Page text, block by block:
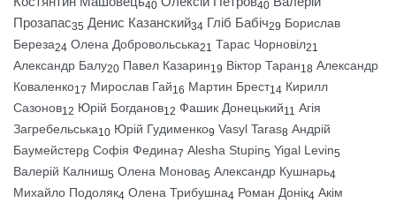
40 40
Прозапас35 Денис Казанский34 Гліб Бабіч29 Борислав
Береза24 Олена Добровольська21 Тарас Чорновіл21
Александр Балу20 Павел Казарин19 Віктор Таран18 Александр
Коваленко17 Мирослав Гай16 Мартин Брест14 Кирилл
Сазонов12 Юрій Богданов12 Фашик Донецький11 Агія
Загребельська10 Юрій Гудименко9 Vasyl Taras8 Андрій
Баумейстер8 Софія Федина7 Alesha Stupin5 Yigal Levin5
Валерій Калниш5 Олена Монова5 Александр Кушнарь4
Михайло Подоляк4 Олена Трибушна4 Роман Донік4 Акім